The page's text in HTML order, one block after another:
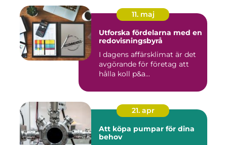
11. maj
Utforska fördelarna med en
redovisningsbyrå
I dagens affärsklimat är det
avgörande för företag att
hålla koll p&a...
21. apr
Att köpa pumpar för dina
behov